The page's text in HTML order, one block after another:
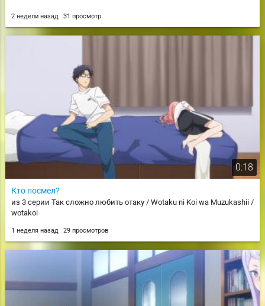
2 недели назад 31 просмотр
0:18
Кто посмел?
из 3 серии Так сложно любить отаку / Wotaku ni Koi wa Muzukashii /
wotakoi
1 неделя назад 29 просмотров